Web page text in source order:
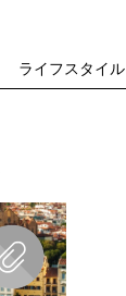
ライフスタイル